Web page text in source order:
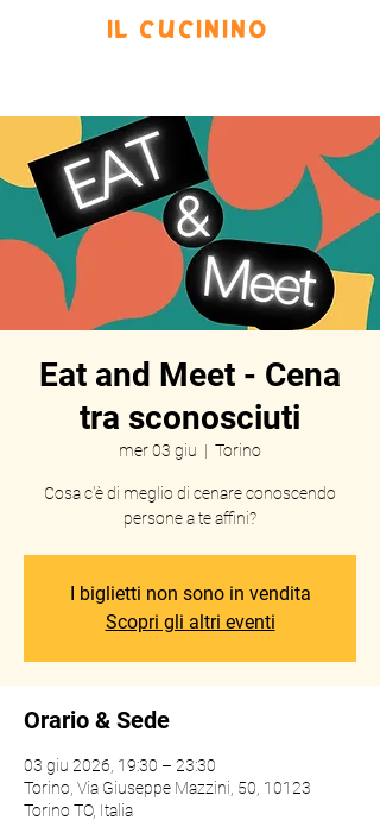
IL CUCININO
Eat and Meet - Cena
tra sconosciuti
mer 03 giu
  |
Torino
Cosa c'è di meglio di cenare conoscendo
persone a te affini?
I biglietti non sono in vendita
Scopri gli altri eventi
Orario & Sede
03 giu 2026, 19:30 – 23:30
Torino, Via Giuseppe Mazzini, 50, 10123
Torino TO, Italia